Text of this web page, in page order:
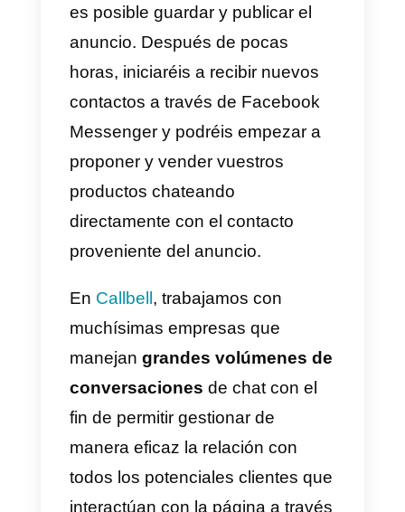
tu experiencia de bienvenida. Es
particularmente interesante la
elección entre F.A.Q., botones y
respuestas rápidas: estas tres
funciones permitenaumentar de
manera significativa la tasa de
conversióndel inicio de un
anuncio
3)Genera contactos:esta
opción permite colocar algunas
preguntas de clasificación
contacto. Esta opción resulta